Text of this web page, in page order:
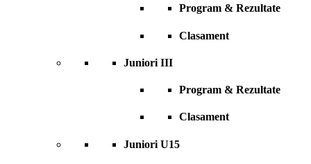
Program & Rezultate
Clasament
Juniori III
Program & Rezultate
Clasament
Juniori U15